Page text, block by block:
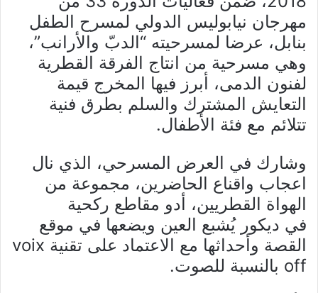
مهرجان نيابوليس الدولي لمسرح الطفل
بنابل، عرضا لمسرحيته “الدبّ والأرانب”،
وهي مسرحية من انتاج الفرقة القطرية
لفنون الدمى، أبرز فيها المخرج قيمة
التعايش المشترك والسلم بطرق فنية
تتلائم مع فئة الأطفال.
وشارك في العرض المسرحي، الذي نال
اعجاب واقناع الحاضرين، مجموعة من
الهواة القطريين، أدو مقاطع ركحية
في ديكور يُشبع العين ويضعها في موقع
القصة وأحداثها مع الاعتماد على تقنية voix
off بالنسبة للصوت.